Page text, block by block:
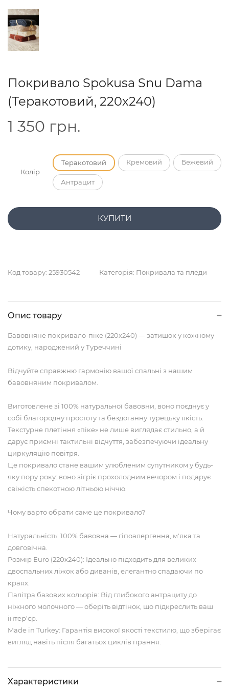
Покривало Spokusa Snu Dama
(Теракотовий, 220х240)
1 350 грн.
Колір
Теракотовий Кремовий Бежевий
Антрацит
КУПИТИ
Код товару: 25930542 Категорія: Покривала та пледи
Опис товару
Бавовняне покривало-піке (220х240) — затишок у кожному
дотику, народжений у Туреччині
Відчуйте справжню гармонію вашої спальні з нашим
бавовняним покривалом.
Виготовлене зі 100% натуральної бавовни, воно поєднує у
собі благородну простоту та бездоганну турецьку якість.
Текстурне плетіння «піке» не лише виглядає стильно, а й
дарує приємні тактильні відчуття, забезпечуючи ідеальну
циркуляцію повітря.
Це покривало стане вашим улюбленим супутником у будь-
яку пору року: воно зігріє прохолодним вечором і подарує
свіжість спекотною літньою ніччю.
Чому варто обрати саме це покривало?
Натуральність: 100% бавовна — гіпоалергенна, м'яка та
довговічна.
Розмір Euro (220х240): Ідеально підходить для великих
двоспальних ліжок або диванів, елегантно спадаючи по
краях.
Палітра базових кольорів: Від глибокого антрациту до
ніжного молочного — оберіть відтінок, що підкреслить ваш
інтер'єр.
Made in Turkey: Гарантія високої якості текстилю, що зберігає
вигляд навіть після багатьох циклів прання.
Характеристики